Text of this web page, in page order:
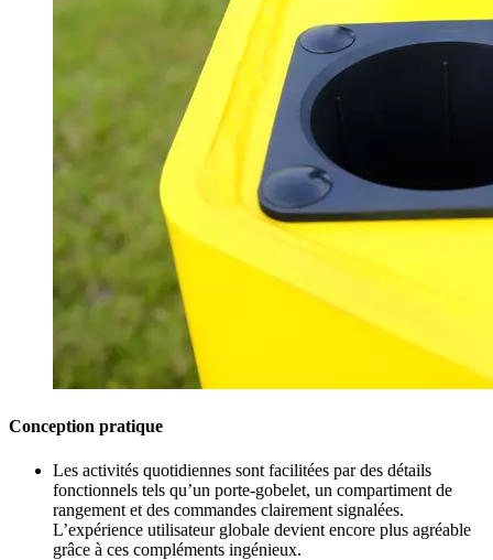
Conception pratique
Les activités quotidiennes sont facilitées par des détails
fonctionnels tels qu’un porte-gobelet, un compartiment de
rangement et des commandes clairement signalées.
L’expérience utilisateur globale devient encore plus agréable
grâce à ces compléments ingénieux.